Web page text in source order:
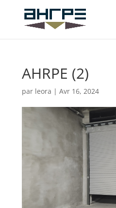
AHRPE (2)
par leora | Avr 16, 2024